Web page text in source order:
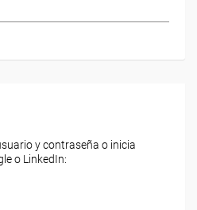
y contraseña o inicia
o LinkedIn: